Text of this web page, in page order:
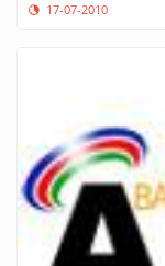
17-07-2010